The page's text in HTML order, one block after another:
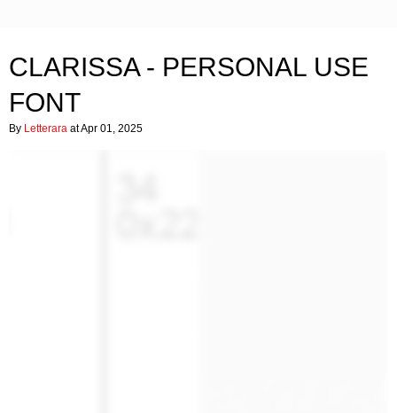
CLARISSA - PERSONAL USE
FONT
By Letterara at Apr 01, 2025